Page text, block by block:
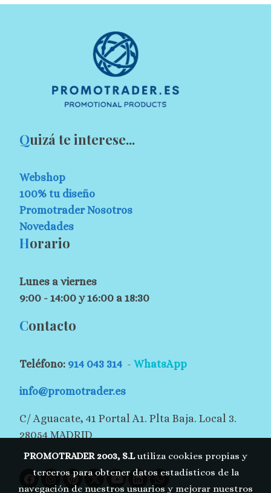
Quizá te interese...
Webshop
100% tu diseño
Promotrader Nosotros
Novedades
Horario
Lunes a viernes
9:00 - 14:00 y 16:00 a 18:30
Contacto
Teléfono: 914 043 314 - WhatsApp
info@promotrader.es
C/ Aguacate, 41 Portal A1. Plta Baja. Local 3.
28054 MADRID
PROMOTRADER 2003, S.Lutiliza cookies propias y
terceros para obtener datos estadísticos de la
navegación de nuestros usuarios y mejorar nuestros